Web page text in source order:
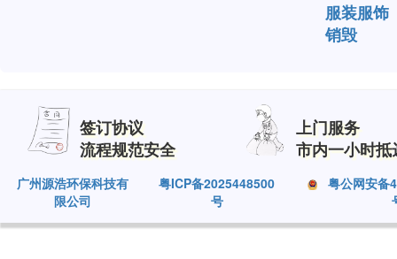
服装服饰
销毁
签订协议
流程规范安全
上门服务
市内一小时抵
广州源浩环保科技有
限公司
粤ICP备2025448500
号
粤公网安备